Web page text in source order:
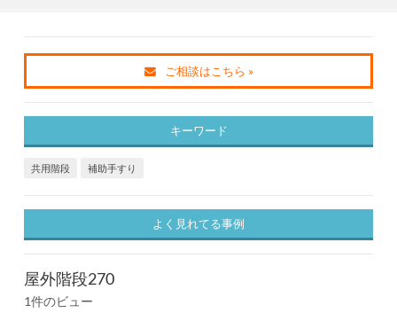
ご相談はこちら »
キーワード
共用階段 補助手すり
よく見れてる事例
屋外階段270
1件のビュー